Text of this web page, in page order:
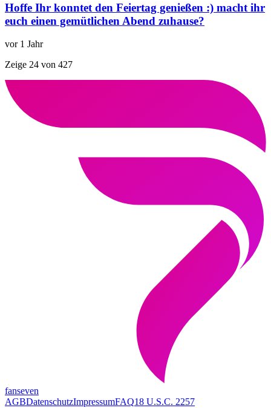
Hoffe Ihr konntet den Feiertag genießen :) macht ihr
euch einen gemütlichen Abend zuhause?
vor 1 Jahr
Zeige 24 von 427
fanseven
AGBDatenschutzImpressumFAQ18 U.S.C. 2257